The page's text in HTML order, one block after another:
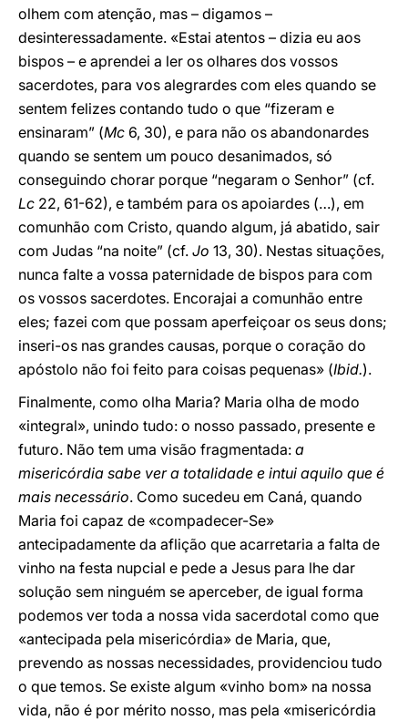
olhem com atenção, mas – digamos –
desinteressadamente. «Estai atentos – dizia eu aos
bispos – e aprendei a ler os olhares dos vossos
sacerdotes, para vos alegrardes com eles quando se
sentem felizes contando tudo o que “fizeram e
ensinaram” (Mc 6, 30), e para não os abandonardes
quando se sentem um pouco desanimados, só
conseguindo chorar porque “negaram o Senhor” (cf.
Lc 22, 61-62), e também para os apoiardes (…), em
comunhão com Cristo, quando algum, já abatido, sair
com Judas “na noite” (cf. Jo 13, 30). Nestas situações,
nunca falte a vossa paternidade de bispos para com
os vossos sacerdotes. Encorajai a comunhão entre
eles; fazei com que possam aperfeiçoar os seus dons;
inseri-os nas grandes causas, porque o coração do
apóstolo não foi feito para coisas pequenas» (Ibid.).
Finalmente, como olha Maria? Maria olha de modo
«integral», unindo tudo: o nosso passado, presente e
futuro. Não tem uma visão fragmentada: a
misericórdia sabe ver a totalidade e intui aquilo que é
mais necessário. Como sucedeu em Caná, quando
Maria foi capaz de «compadecer-Se»
antecipadamente da aflição que acarretaria a falta de
vinho na festa nupcial e pede a Jesus para lhe dar
solução sem ninguém se aperceber, de igual forma
podemos ver toda a nossa vida sacerdotal como que
«antecipada pela misericórdia» de Maria, que,
prevendo as nossas necessidades, providenciou tudo
o que temos. Se existe algum «vinho bom» na nossa
vida, não é por mérito nosso, mas pela «misericórdia